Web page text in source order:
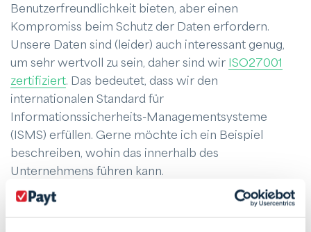
Benutzerfreundlichkeit bieten, aber einen
Kompromiss beim Schutz der Daten erfordern.
Unsere Daten sind (leider) auch interessant genug,
um sehr wertvoll zu sein, daher sind wir ISO27001
zertifiziert. Das bedeutet, dass wir den
internationalen Standard für
Informationssicherheits-Managementsysteme
(ISMS) erfüllen. Gerne möchte ich ein Beispiel
beschreiben, wohin das innerhalb des
Unternehmens führen kann.
Wir waren erst 20 Mitarbeiter, als wir das Zertifikat